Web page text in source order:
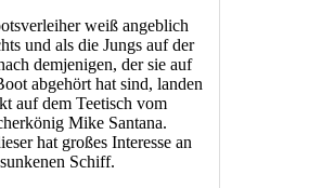
weiß angeblich
und als die Jungs auf der
demjenigen, der sie auf
abgehört hat sind, landen
auf dem Teetisch vom
Mike Santana.
hat großes Interesse an
Schiff.